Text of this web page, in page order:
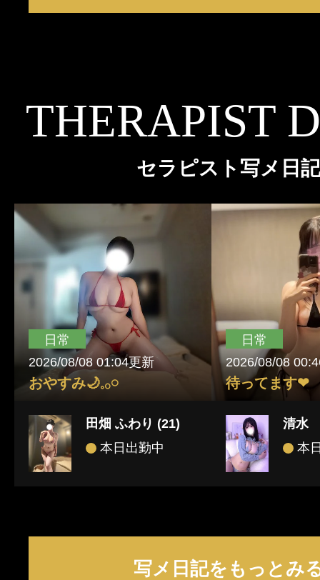
THERAPIST
セラピスト写メ日記
日常
2026/08/08 01:04更新
おやすみ🌙𓈒𓂂𓏸
田畑 ふわり (21)
本日出勤中
日常
2026/08/08
待ってます‪‪❤︎‬
清水
本
写メ日記をもっとみ